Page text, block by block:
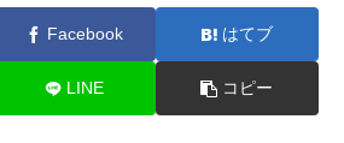
Facebook はてブ
LINE コピー